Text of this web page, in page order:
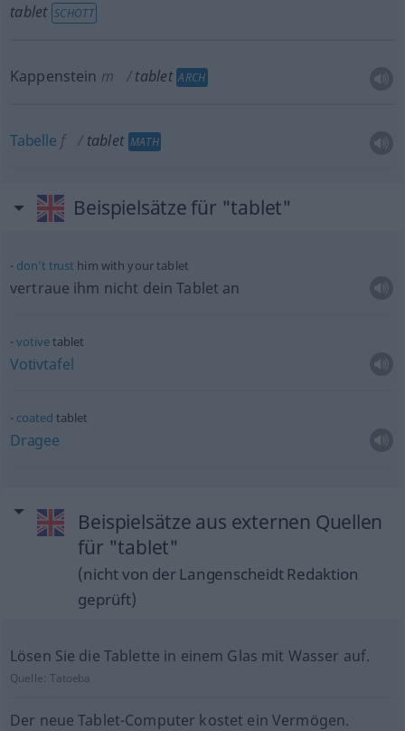
tablet SCHOTT
Kappenstein m tablet ARCH
Tabelle f tablet MATH
Beispielsätze für "tablet"
don’t trust him with your tablet
vertraue ihm nicht dein Tablet an
votivetablet
Votivtafel
coated tablet
Dragee
Beispielsätze aus externen Quellen
für "tablet"
(nicht von der Langenscheidt Redaktion
geprüft)
Lösen Sie die Tablette in einem Glas mit Wasser auf.
Quelle:Tatoeba
Der neue Tablet-Computer kostet ein Vermögen.